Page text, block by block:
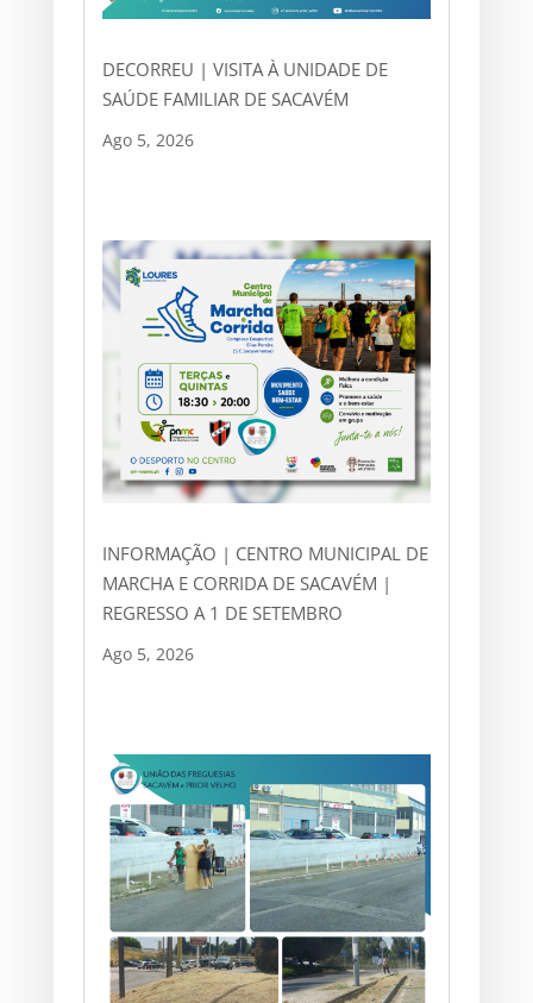
DECORREU | VISITA À UNIDADE DE
SAÚDE FAMILIAR DE SACAVÉM
Ago 5, 2026
INFORMAÇÃO | CENTRO MUNICIPAL DE
MARCHA E CORRIDA DE SACAVÉM |
REGRESSO A 1 DE SETEMBRO
Ago 5, 2026